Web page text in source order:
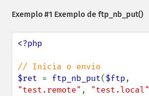
Exemplo #1 Exemplo de ftp_nb_put()
<?php
$ret = ftp_nb_put($ftp
"test.remote" , "test.local"